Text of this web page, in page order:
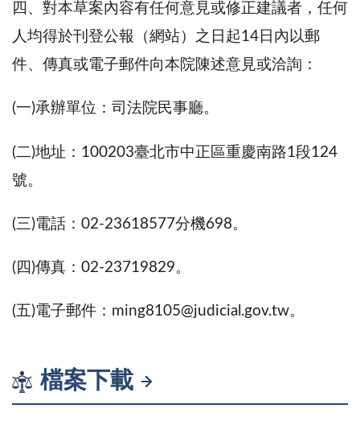
四、對本草案內容有任何意見或修正建議者，任何
人均得於刊登公報（網站）之日起14日內以郵
件、傳真或電子郵件向本院陳述意見或洽詢：
(一)承辦單位：司法院民事廳。
(二)地址：100203臺北市中正區重慶南路1段124
號。
(三)電話：02-23618577分機698。
(四)傳真：02-23719829。
(五)電子郵件：ming8105@judicial.gov.tw。
檔案下載